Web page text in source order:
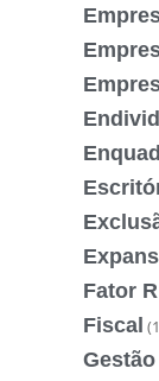
Fator R
Fiscal